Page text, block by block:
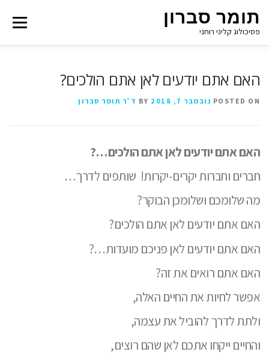
תומר סברון
פסיכולוג קליני רוחני
Menu
האם אתם יודעים לאן אתם הולכים?
POSTED ON נובמבר 7, 2018 ד״ר תומר סברון
האם אתם יודעים לאן אתם הולכים…?
חברים וחברות יקרים-יקרות! שותפים לדרך…
מה שלומכם ושלומכן הבוקר?
האם אתם יודעים לאן אתם הולכים?
האם אתם יודעים לאן פניכם מועדות…?
האם אתם רואים את זה?
אפשר לחיות את החיים האלה,
ולתת לדרך להוביל את עצמה,
והחיים ייקחו אתכם לאן שהם רוצים,